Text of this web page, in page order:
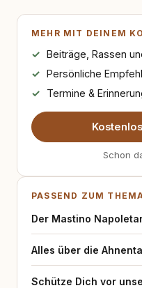
MEHR MIT DEINEM
Beiträge, Rassen
Persönliche
Termine &
Schon
PASSEND ZUM
Der Mastino
Alles über die
Schütze Dich vor